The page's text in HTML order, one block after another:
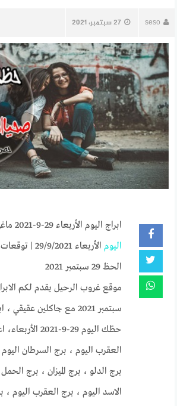
seso 27 سبتمبر، 2021
ابراج اليوم الأربعاء 29-9-2021 ماغي فرح Abraj |
اليوم
الأربعاء 29/
الحظ 29 سبتمبر 2021
حظك اليوم 29-9-
العقرب اليوم ، برج السرطان
برج الدلو ، برج الميزان ، برج
الاسد اليوم ، برج العقرب اليوم